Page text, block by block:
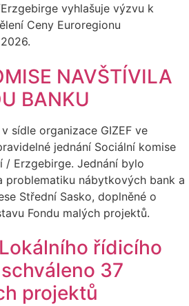
vyhlašuje výzvu k
Ceny Euroregionu
NAVŠTÍVILA
BANKU
sídle organizace GIZEF ve
jednání Sociální komise
/ Erzgebirge. Jednání bylo
problematiku nábytkových bank a
Střední Sasko, doplněné o
Fondu malých projektů.
řídicího
37
projektů